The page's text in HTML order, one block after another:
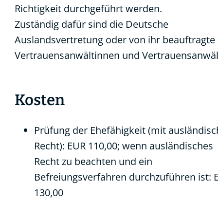
Richtigkeit durchgeführt werden.
Zuständig dafür sind die Deutsche
Auslandsvertretung oder von ihr beauftragte
Vertrauensanwältinnen und
Kosten
Prüfung der Ehefähigkeit (mit
Recht): EUR 110,00; wenn ausländisches
Recht zu beachten und ein
Befreiungsverfahren durchzuführen ist:
130,00